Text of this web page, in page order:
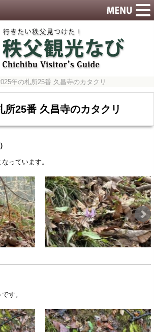
年の札所25番 久昌寺のカタクリ
所25番 久昌寺のカタクリ
っています。
す。